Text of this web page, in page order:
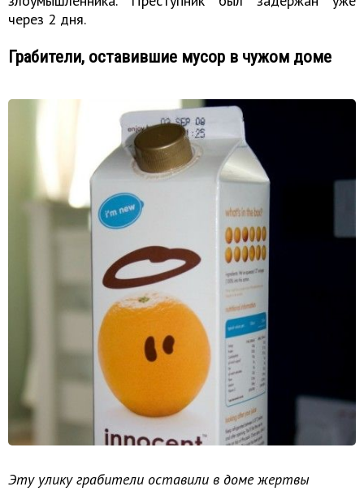
через 2 дня.
Грабители, оставившие мусор в чужом доме
Эту улику грабители оставили в доме жертвы